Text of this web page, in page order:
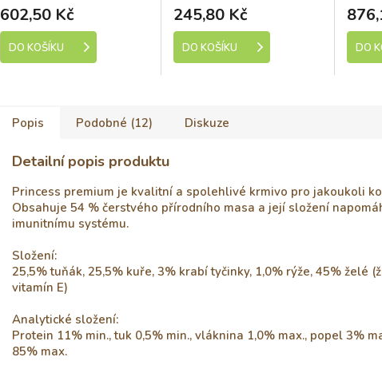
602,50 Kč
DO KOŠÍKU
245,80 Kč
DO KOŠÍKU DO
Popis Podobné (12) Diskuze
Detailní popis produktu
Princess premium je kvalitní a spolehlivé krmivo pro jakoukoli
Obsahuje 54 % čerstvého přírodního masa a její složení
imunitnímu systému.
Složení:
25,5% tuňák, 25,5% kuře, 3% krabí tyčinky, 1,0% rýže, 45% želé
vitamín E)
Analytické složení:
Protein 11% min., tuk 0,5% min., vláknina 1,0% max., popel 3%
85% max.